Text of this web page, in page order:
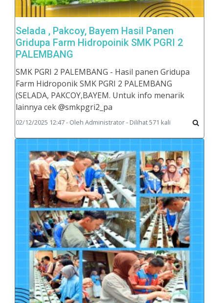
Selada , Pakcoy, Bayem Hasil Panen
Gridupa Farm Hidropoinik SMK PGRI 2
PALEMBANG
SMK PGRI 2 PALEMBANG - Hasil panen Gridupa
Farm Hidroponik SMK PGRI 2 PALEMBANG
(SELADA, PAKCOY,BAYEM. Untuk info menarik
lainnya cek @smkpgri2_pa
02/12/2025 12:47 - Oleh Administrator - Dilihat 571 kali